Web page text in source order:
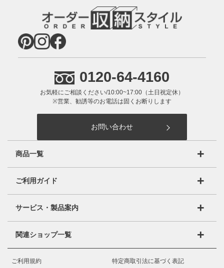
0120-64-4160
お気軽にご相談ください/10:00~17:00（土日祝定休）
※営業、勧誘等のお電話は固くお断りします
お問い合わせ
商品一覧
オーダーマルチラック（ARO/NCO）
オーダーワイドラック(OWR）
オーダー収納コンソールテーブル（OC）
ご利用ガイド
ご利用ガイドTOP
ご注文方法
送料・配送・納期について
サービス・製品案内
製品のこだわり
品質保証
関連ショップ一覧
オーダー収納スタイル楽天店
ご利用規約 特定商取引法に基づく表記